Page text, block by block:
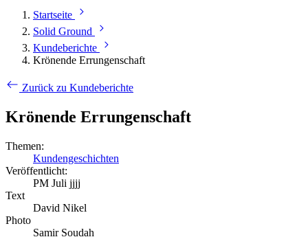
Startseite
Solid Ground
Kundeberichte
Krönende Errungenschaft
Zurück zu Kundeberichte
Krönende Errungenschaft
Themen:
Kundengeschichten
Veröffentlicht:
PM Juli jjjj
Text
David Nikel
Photo
Samir Soudah